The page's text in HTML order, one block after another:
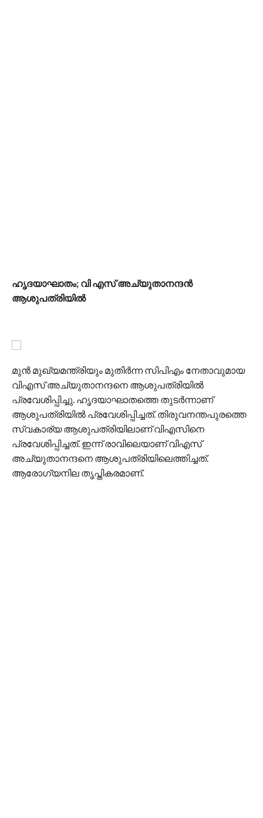
ഹൃദയാഘാതം; വി എസ് അച്യുതാനന്ദൻ
ആശുപത്രിയിൽ
മുൻ മുഖ്യമന്ത്രിയും മുതിര്‍ന്ന സിപിഎം നേതാവുമായ
വിഎസ് അച്യുതാനന്ദനെ ആശുപത്രിയിൽ
പ്രവേശിപ്പിച്ചു. ഹൃദയാഘാതത്തെ തുടർന്നാണ്
ആശുപത്രിയിൽ പ്രവേശിപ്പിച്ചത്. തിരുവനന്തപുരത്തെ
സ്വകാര്യ ആശുപത്രിയിലാണ് വിഎസിനെ
പ്രവേശിപ്പിച്ചത്. ഇന്ന് രാവിലെയാണ് വിഎസ്
അച്യുതാനന്ദനെ ആശുപത്രിയിലെത്തിച്ചത്.
ആരോഗ്യനില തൃപ്തികരമാണ്.